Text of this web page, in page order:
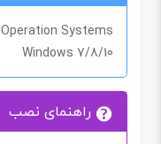
Operation Systems
Windows 7/8/10
راهنمای نصب